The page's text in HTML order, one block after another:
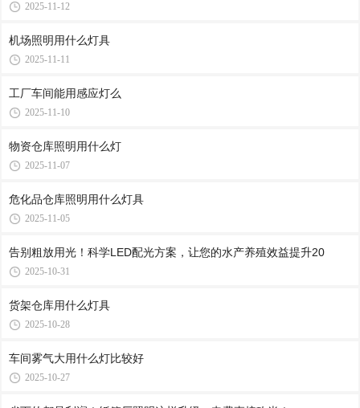
2025-11-12
机场照明用什么灯具
2025-11-11
工厂车间能用感应灯么
2025-11-10
物资仓库照明用什么灯
2025-11-07
危化品仓库照明用什么灯具
2025-11-05
告别粗放用光！科学LED配光方案，让您的水产养殖效益提升20
2025-10-31
货架仓库用什么灯具
2025-10-28
车间雾气大用什么灯比较好
2025-10-27